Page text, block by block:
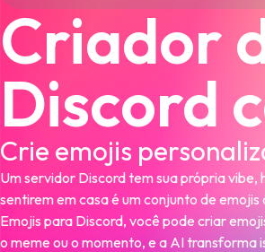
Criador
Discord
Crie emojis
Um servidor Discord tem sua própria vibe,
sentirem em casa é um conjunto de
Emojis para Discord, você pode criar
o meme ou o momento, e a AI transforma